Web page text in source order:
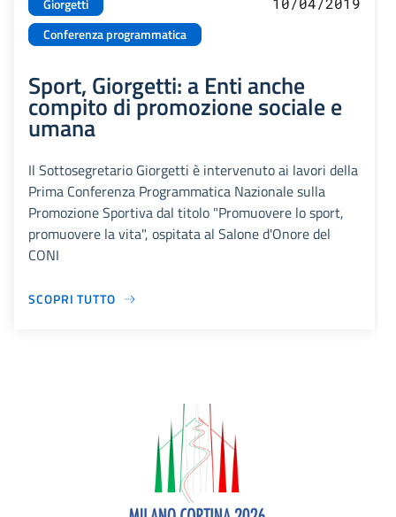
Giorgetti
Conferenza programmatica
Sport, Giorgetti: a Enti anche
compito di promozione sociale e
umana
Il Sottosegretario Giorgetti è intervenuto ai lavori della
Prima Conferenza Programmatica Nazionale sulla
Promozione Sportiva dal titolo "Promuovere lo sport,
promuovere la vita", ospitata al Salone d'Onore del
CONI
SCOPRI TUTTO